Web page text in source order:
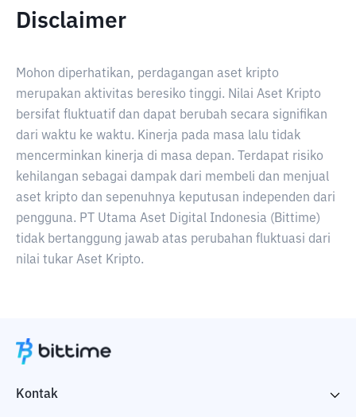
Disclaimer
Mohon diperhatikan, perdagangan aset kripto
merupakan aktivitas beresiko tinggi. Nilai Aset Kripto
bersifat fluktuatif dan dapat berubah secara signifikan
dari waktu ke waktu. Kinerja pada masa lalu tidak
mencerminkan kinerja di masa depan. Terdapat risiko
kehilangan sebagai dampak dari membeli dan menjual
aset kripto dan sepenuhnya keputusan independen dari
pengguna. PT Utama Aset Digital Indonesia (Bittime)
tidak bertanggung jawab atas perubahan fluktuasi dari
nilai tukar Aset Kripto.
Kontak